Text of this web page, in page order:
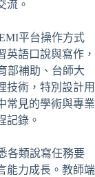
流。
平台操作方式
英語口說與寫作，
部補助、台師大
技術，特別設計用
常見的學術與專業
記錄。
各類說寫任務要
能力成長。教師端